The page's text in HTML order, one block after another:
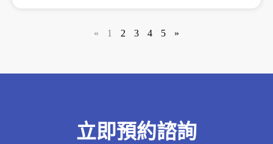
« 1 2 3 4 5 »
立即預約諮詢